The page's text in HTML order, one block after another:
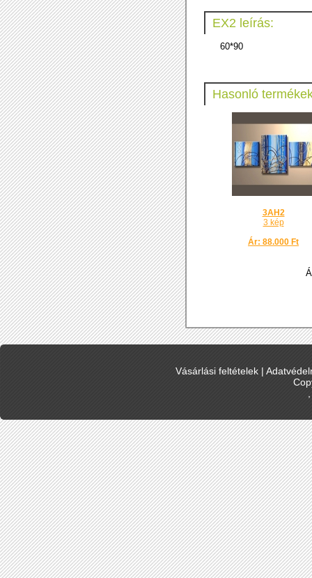
EX2 leírás:
60*90
Hasonló
3AH2
3 kép
Ár: 88.000 Ft
Vásárlási feltételek |